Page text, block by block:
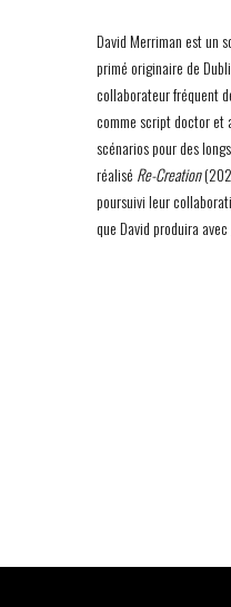
David Merriman est un
primé originaire de
collaborateur fréquent
comme script doctor et
scénarios pour des
réalisé Re-Creation
poursuivi leur
que David produira